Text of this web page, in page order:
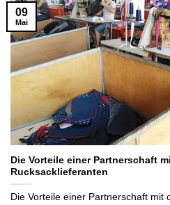
Die Vorteile einer Partnerschaft
Rucksacklieferanten
Die Vorteile einer Partnerschaft mit
09
Mai